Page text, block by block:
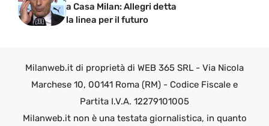
a Casa Milan: Allegri detta
la linea per il futuro
Milanweb.it di proprietà di WEB 365 SRL - Via Nicola
Marchese 10, 00141 Roma (RM) - Codice Fiscale e
Partita I.V.A. 12279101005
Milanweb.it non è una testata giornalistica, in quanto